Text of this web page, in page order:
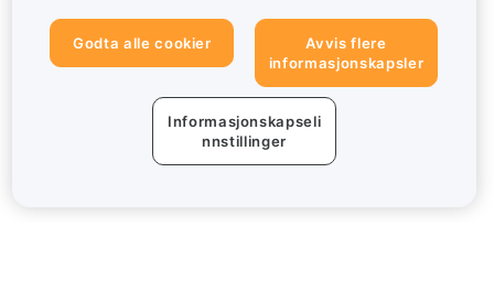
Godta alle cookier
Avvis flere
informasjonskapsler
Informasjonskapseli
nnstillinger